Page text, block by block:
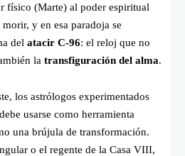
físico (Marte) al poder espiritual
y en esa paradoja se
del atacir C-96: el reloj que no
la transfiguración del alma.
los astrólogos experimentados
usarse como herramienta
una brújula de transformación.
o el regente de la Casa VIII,